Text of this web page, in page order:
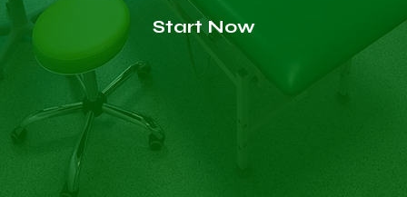
Start Now